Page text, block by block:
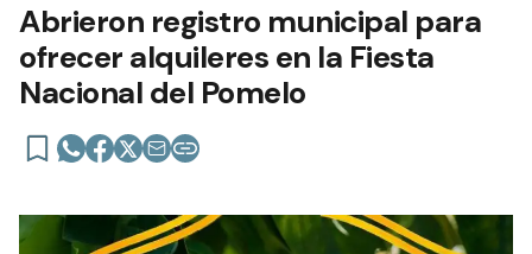
Abrieron registro municipal para
ofrecer alquileres en la Fiesta
Nacional del Pomelo